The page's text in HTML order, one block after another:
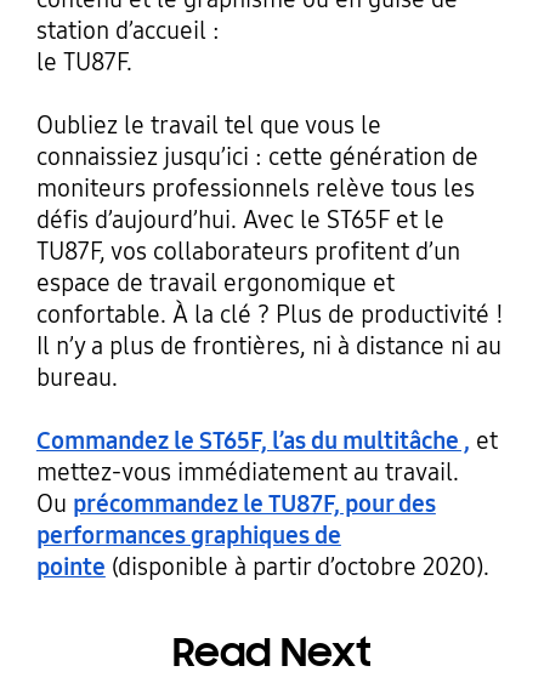
station d’accueil :
le TU87F.
Oubliez le travail tel que vous le
connaissiez jusqu’ici : cette génération de
moniteurs professionnels relève tous les
défis d’aujourd’hui. Avec le ST65F et le
TU87F, vos collaborateurs profitent d’un
espace de travail ergonomique et
confortable. À la clé ? Plus de productivité !
Il n’y a plus de frontières, ni à distance ni au
bureau.
Commandez le ST65F, l’as du multitâche , et
mettez-vous immédiatement au travail.
Ou précommandez le TU87F, pour des
performances graphiques de
pointe (disponible à partir d’octobre 2020).
Read Next